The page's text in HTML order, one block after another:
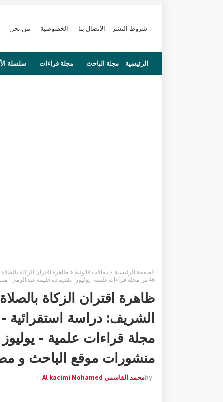
شروط النشر الاتصال بنا الخصوصية من نحن
الرئيسية مجلة الباحث مجلة قراءات سلسلة
الصفحة الرئيسية مقالات قانونية
ظاهرة اقتران الزكاة
46 من مجلة قراءات علمية - يوليوز - تقديم ذة حليمة عبد الرمى - منشورات موقع الباحث و مطبعة دار القلم بالرباط
ظاهرة اقتران الزكاة
مجلة قراءات علمية -
منشورات موقع الباحث و
byمحمد القاسمي Al kacimi Mohamed